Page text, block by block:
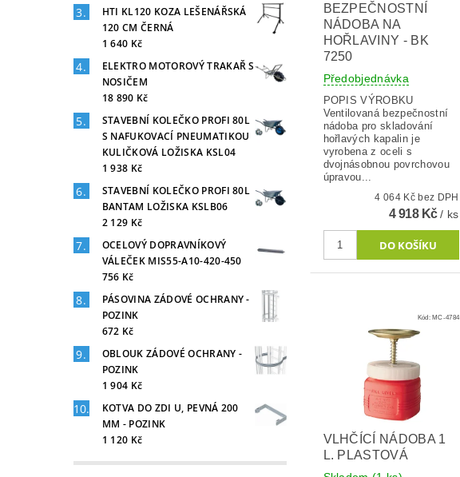
HTI KL120 KOZA LEŠENÁŘSKÁ
120 CM ČERNÁ
1 640 Kč
ELEKTRO MOTOROVÝ TRAKAŘ S
NOSIČEM
18 890 Kč
STAVEBNÍ KOLEČKO PROFI 80L
S NAFUKOVACÍ PNEUMATIKOU
KULIČKOVÁ LOŽISKA KSL04
1 938 Kč
STAVEBNÍ KOLEČKO PROFI 80L
BANTAM LOŽISKA KSLB06
2 129 Kč
OCELOVÝ DOPRAVNÍKOVÝ
VÁLEČEK MIS55-A10-420-450
756 Kč
PÁSOVINA ZÁDOVÉ OCHRANY -
POZINK
672 Kč
OBLOUK ZÁDOVÉ OCHRANY -
POZINK
1 904 Kč
KOTVA DO ZDI U, PEVNÁ 200
MM - POZINK
1 120 Kč
BEZPEČNOSTNÍ
NÁDOBA NA
HOŘLAVINY - BK
7250
Předobjednávka
POPIS VÝROBKU
Ventilovaná bezpečnostní
nádoba pro skladování
hořlavých kapalin je
vyrobena z oceli s
dvojnásobnou povrchovou
úpravou...
4 064 Kč bez DPH
4 918 Kč/ ks
Kód:MC-4784
VLHČÍCÍ NÁDOBA 1
L. PLASTOVÁ